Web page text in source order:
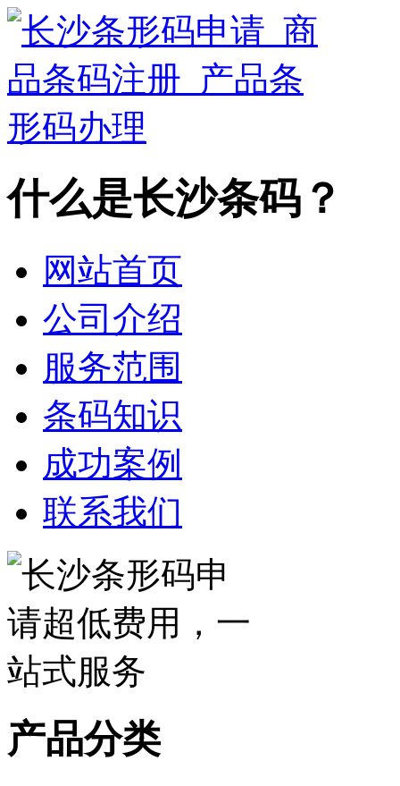
什么是长沙条码？
网站首页
公司介绍
服务范围
条码知识
成功案例
联系我们
产品分类